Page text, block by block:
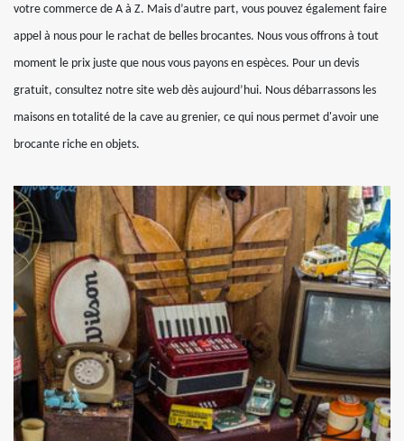
votre commerce de A à Z. Mais d’autre part, vous pouvez également faire
appel à nous pour le rachat de belles brocantes. Nous vous offrons à tout
moment le prix juste que nous vous payons en espèces. Pour un devis
gratuit, consultez notre site web dès aujourd’hui. Nous débarrassons les
maisons en totalité de la cave au grenier, ce qui nous permet d'avoir une
brocante riche en objets.